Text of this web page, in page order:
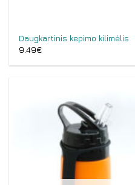
Daugkartinis kepimo kilimėlis
9.49€